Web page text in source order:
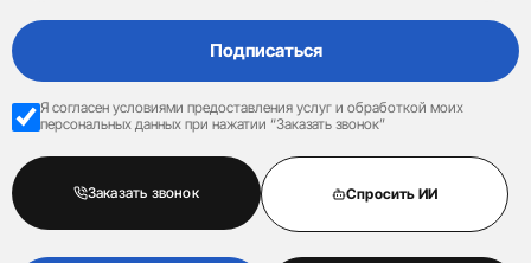
Я согласен условиями предоставления услуг и обработкой моих
персональных данных при нажатии “Заказать звонок”
Подписаться
Заказать звонок Спросить ИИ